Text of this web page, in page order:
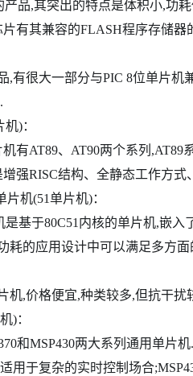
,其突出的特点是体积小,功耗
有其兼容的FLASH程序存储器
很大一部分与PIC 8位单片机
)：
AT89、AT90两个系列,AT89
强RISC结构、全静态工作方
机(51单片机)：
于80C51内核的单片机,嵌入
耗的应用设计中可以满足多方
,价格便宜,种类较多,但抗干扰
)：
MSP430两大系列通用单片机
用于复杂的实时控制场合